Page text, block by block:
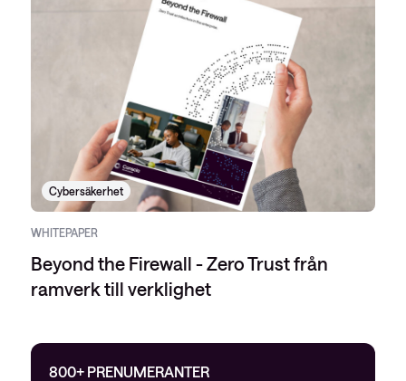
Cybersäkerhet
WHITEPAPER
Beyond the Firewall - Zero Trust från
ramverk till verklighet
800+ PRENUMERANTER